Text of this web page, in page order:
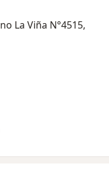
La Viña N°4515,